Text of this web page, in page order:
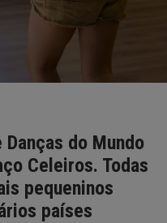
do Mundo
Celeiros. Todas
pequeninos
países